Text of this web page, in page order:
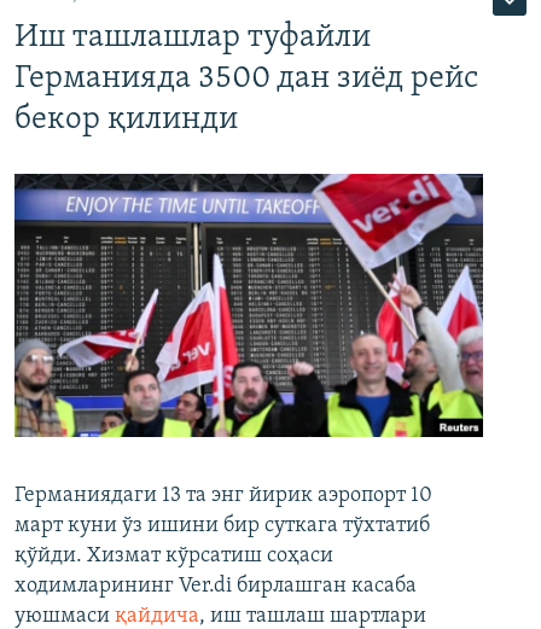
Иш ташлашлар туфайли
Германияда 3500 дан зиёд рейс
бекор қилинди
Германиядаги 13 та энг йирик аэропорт 10
март куни ўз ишини бир суткага тўхтатиб
қўйди. Хизмат кўрсатиш соҳаси
ходимларининг Ver.di бирлашган касаба
уюшмаси қайдича, иш ташлаш шартлари